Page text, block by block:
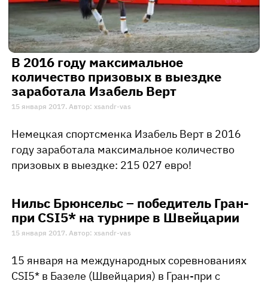
В 2016 году максимальное
количество призовых в выездке
заработала Изабель Верт
15 января 2017. Автор: xsandr-vas
Немецкая спортсменка Изабель Верт в 2016
году заработала максимальное количество
призовых в выездке: 215 027 евро!
Нильс Брюнсельс – победитель Гран-
при CSI5* на турнире в Швейцарии
15 января 2017. Автор: xsandr-vas
15 января на международных соревнованиях
CSI5* в Базеле (Швейцария) в Гран-при c